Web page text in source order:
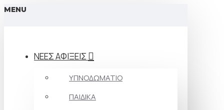
MENU
ΝΕΕΣ ΑΦΙΞΕΙΣ
ΥΠΝΟΔΩΜΑΤΙΟ
ΠΑΙΔΙΚΑ